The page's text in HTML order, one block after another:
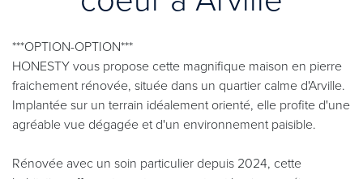
***OPTION-OPTION***
HONESTY vous propose cette magnifique maison en pierre
fraichement rénovée, située dans un quartier calme d'Arville.
Implantée sur un terrain idéalement orienté, elle profite d'une
agréable vue dégagée et d'un environnement paisible.
Rénovée avec un soin particulier depuis 2024, cette